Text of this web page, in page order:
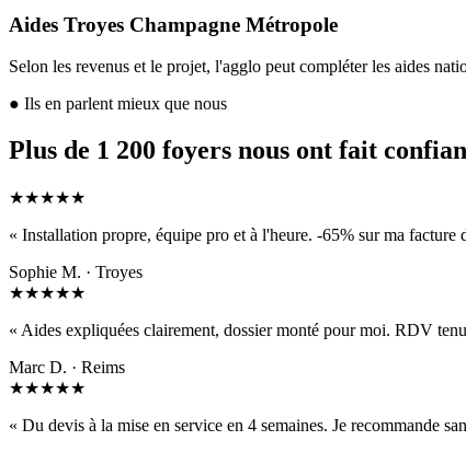
Aides Troyes Champagne Métropole
Selon les revenus et le projet, l'agglo peut compléter les aides
● Ils en parlent mieux que nous
Plus de 1 200 foyers nous ont fait
★★★★★
« Installation propre, équipe pro et à l'heure. -65% sur ma facture
Sophie M. · Troyes
★★★★★
« Aides expliquées clairement, dossier monté pour moi. RDV
Marc D. · Reims
★★★★★
« Du devis à la mise en service en 4 semaines. Je recommande